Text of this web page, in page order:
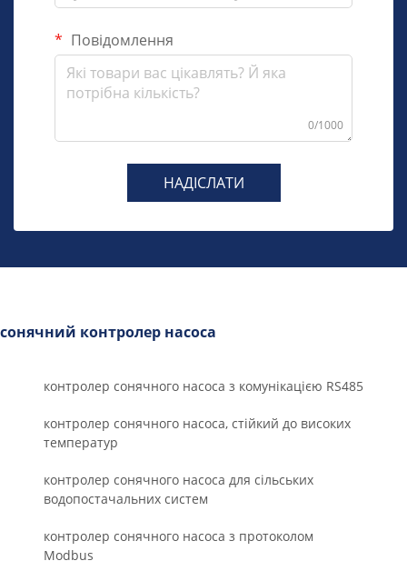
Повідомлення
0/1000
НАДІСЛАТИ
сонячний контролер насоса
контролер сонячного насоса з комунікацією RS485
контролер сонячного насоса, стійкий до високих
температур
контролер сонячного насоса для сільських
водопостачальних систем
контролер сонячного насоса з протоколом
Modbus